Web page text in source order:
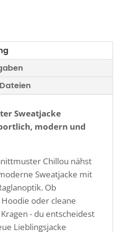
Sweatjacke
modern und
Chillou nähst
Sweatjacke mit
Ob
oder cleane
- du entscheidest
Lieblingsjacke